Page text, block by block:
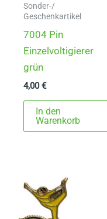
Sonder-/
Geschenkartikel
7004 Pin
Einzelvoltigierer
grün
4,00€
In den
Warenkorb